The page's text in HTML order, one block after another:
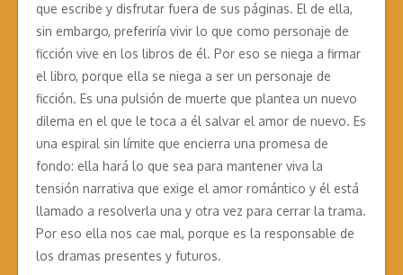
que escribe y disfrutar fuera de sus páginas. El de ella,
sin embargo, preferiría vivir lo que como personaje de
ficción vive en los libros de él. Por eso se niega a firmar
el libro, porque ella se niega a ser un personaje de
ficción. Es una pulsión de muerte que plantea un nuevo
dilema en el que le toca a él salvar el amor de nuevo. Es
una espiral sin límite que encierra una promesa de
fondo: ella hará lo que sea para mantener viva la
tensión narrativa que exige el amor romántico y él está
llamado a resolverla una y otra vez para cerrar la trama.
Por eso ella nos cae mal, porque es la responsable de
los dramas presentes y futuros.